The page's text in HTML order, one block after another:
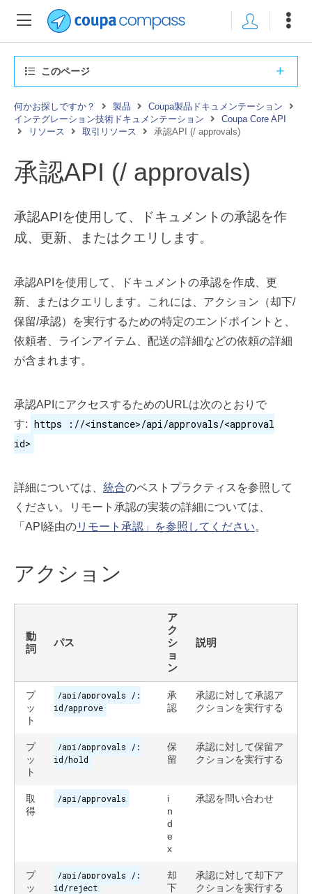
このページ
何かお探しですか？ 製品
Coupa製品ドキュメンテーション
インテグレーション技術ドキュメンテーション
Coupa Core API
リソース
取引リソース 承認API (/ approvals)
承認API (/ approvals)
承認APIを使用して、ドキュメントの承認を作
成、更新、またはクエリします。
承認APIを使用して、ドキュメントの承認を作成、更
新、またはクエリします。これには、アクション（却下/
保留/承認）を実行するための特定のエンドポイントと、
依頼者、ラインアイテム、配送の詳細などの依頼の詳細
が含まれます。
承認APIにアクセスするためのURLは次のとおりで
す: https ://<instance>/api/approvals/<approval
id>
詳細については、 統合のベストプラクティスを参照して
ください。リモート承認の実装の詳細については、
「API経由のリモート承認」を参照してください。
アクション
動
詞
パス
ア
ク
シ
ョ
ン
説明
プ
ッ
ト
/api/approvals /:
id/approve
承
認
承認に対して承認ア
クションを実行する
プ
ッ
ト
/api/approvals /:
id/hold
保
留
承認に対して保留ア
クションを実行する
取
得
/api/approvals
i
n
d
e
x
承認を問い合わせ
プ
ッ
/api/approvals /:
id/reject
却
下
承認に対して却下ア
クションを実行する